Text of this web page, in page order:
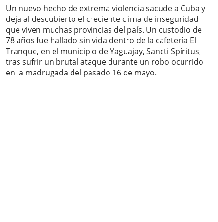
Un nuevo hecho de extrema violencia sacude a Cuba y
deja al descubierto el creciente clima de inseguridad
que viven muchas provincias del país. Un custodio de
78 años fue hallado sin vida dentro de la cafetería El
Tranque, en el municipio de Yaguajay, Sancti Spíritus,
tras sufrir un brutal ataque durante un robo ocurrido
en la madrugada del pasado 16 de mayo.